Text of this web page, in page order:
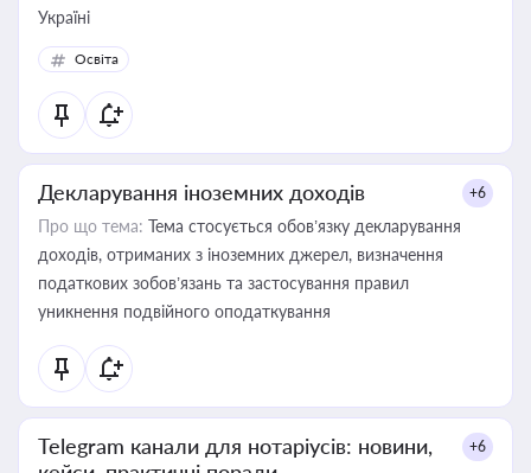
Україні
Освіта
Декларування іноземних доходів +6
Про що тема: Тема стосується обов’язку декларування
доходів, отриманих з іноземних джерел, визначення
податкових зобов’язань та застосування правил
уникнення подвійного оподаткування
Telegram канали для нотаріусів: новини,
+6